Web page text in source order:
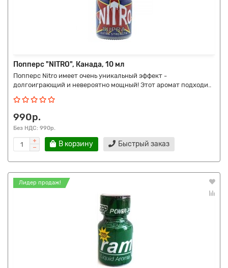
Попперс "NITRO", Канада, 10 мл
Попперс Nitro имеет очень уникальный эффект -
долгоиграющий и невероятно мощный! Этот аромат подходи..
990р.
Без НДС: 990р.
В корзину Быстрый заказ
Лидер продаж!